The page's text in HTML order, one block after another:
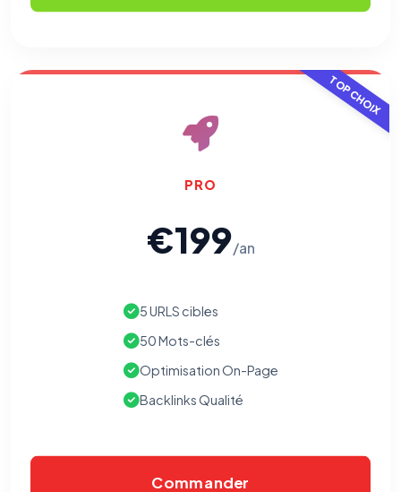
TOP CHOIX
PRO
€199/an
5 URLS cibles
50 Mots-clés
Optimisation On-Page
Backlinks Qualité
Commander